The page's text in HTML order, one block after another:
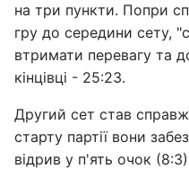
на три пункти. Попри
гру до середини сету,
втримати перевагу та
кінцівці - 25:23.
Другий сет став
старту партії вони
відрив у п'ять очок